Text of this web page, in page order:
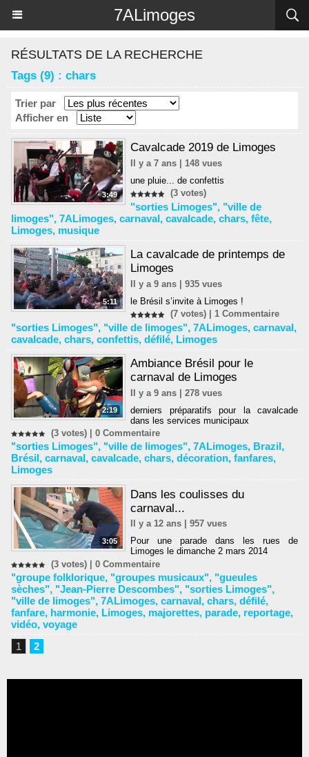
7ALimoges
RÉSULTATS DE LA RECHERCHE
Tags (9) : chars
Trier par
Afficher en
3:49
Cavalcade 2019 de Limoges
Il y a 7 ans | 148 vues
une pluie... de confettis
(3 votes)
"sorties Limoges", "ville de
limoges", 7ALimoges, carnaval, cavalcade, chars, fête,
Limoges, musique
5:11
La cavalcade de printemps de
Limoges
Il y a 9 ans | 935 vues
le Brésil s’invite à Limoges !
(7 votes) |1 Commentaire
"sorties Limoges", "ville de limoges", 7ALimoges, carnaval,
cavalcade, chars, confettis, défilé, Limoges
2:19
Ambiance Brésil pour le
carnaval de Limoges
Il y a 9 ans | 278 vues
derniers préparatifs pour la cavalcade
dans les services municipaux
(3 votes) | 0 Commentaire
"sorties Limoges", "ville de limoges", 7ALimoges, Brazil,
Brésil, carnaval, cavalcade, chars, décoration, fanfares,
Limoges
3:05
Dans les coulisses du
carnaval...
Il y a 12 ans | 957 vues
Pour une parade dans les rues de
Limoges le dimanche 2 mars 2014
(3 votes) | 0 Commentaire
"groupe folklorique, "groupes musicaux", "gueules
sèches", "Jean-Pierre Descombes", "sorties Limoges",
"ville de limoges", 7ALimoges, carnaval, chars, défilé,
fanfare, harmonie, Limoges, majorettes, parade, reportage,
vidéo, voyage
1
2